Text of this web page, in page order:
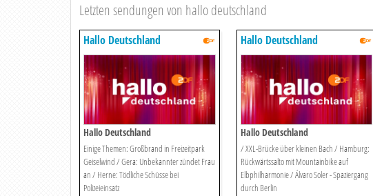
Letzten sendungen von hallo deutschland
Hallo Deutschland
Hallo Deutschland
Einige Themen: Großbrand in Freizeitpark
Geiselwind / Gera: Unbekannter zündet Frau
an / Herne: Tödliche Schüsse bei
Polizeieinsatz
Hallo Deutschland
Hallo Deutschland
/ XXL-Brücke über kleinen Bach / Hamburg:
Rückwärtssalto mit Mountainbike auf
Elbphilharmonie / Álvaro Soler - Spaziergang
durch Berlin